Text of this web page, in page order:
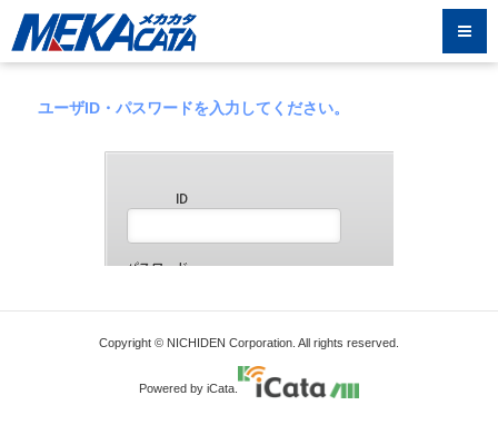
ユーザID・パスワードを入力してください。
Copyright © NICHIDEN Corporation. All rights reserved.
Powered by iCata.